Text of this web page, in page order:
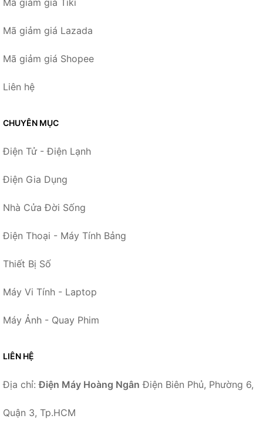
Mã giảm giá Tiki
Mã giảm giá Lazada
Mã giảm giá Shopee
Liên hệ
CHUYÊN MỤC
Điện Tử - Điện Lạnh
Điện Gia Dụng
Nhà Cửa Đời Sống
Điện Thoại - Máy Tính Bảng
Thiết Bị Số
Máy Vi Tính - Laptop
Máy Ảnh - Quay Phim
LIÊN HỆ
Địa chỉ:Điện Máy Hoàng Ngân Điện Biên Phủ, Phường 6,
Quận 3, Tp.HCM